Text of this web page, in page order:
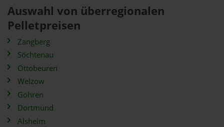
Auswahl von überregionalen
Pelletpreisen
Zangberg
Söchtenau
Ottobeuren
Welzow
Göhren
Dortmund
Alsheim